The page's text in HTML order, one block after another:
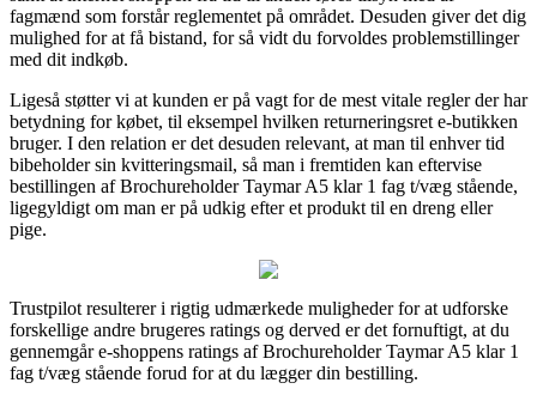
fagmænd som forstår reglementet på området. Desuden giver det dig
mulighed for at få bistand, for så vidt du forvoldes problemstillinger
med dit indkøb.
Ligeså støtter vi at kunden er på vagt for de mest vitale regler der har
betydning for købet, til eksempel hvilken returneringsret e-butikken
bruger. I den relation er det desuden relevant, at man til enhver tid
bibeholder sin kvitteringsmail, så man i fremtiden kan eftervise
bestillingen af Brochureholder Taymar A5 klar 1 fag t/væg stående,
ligegyldigt om man er på udkig efter et produkt til en dreng eller
pige.
Trustpilot resulterer i rigtig udmærkede muligheder for at udforske
forskellige andre brugeres ratings og derved er det fornuftigt, at du
gennemgår e-shoppens ratings af Brochureholder Taymar A5 klar 1
fag t/væg stående forud for at du lægger din bestilling.